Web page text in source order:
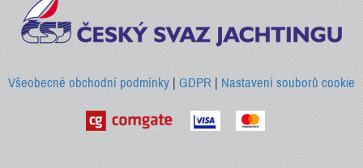
Všeobecné obchodní podmínky |GDPR|Nastavení souborů cookie